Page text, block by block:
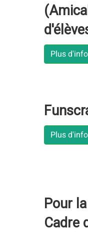
Plus
Plus
Pour
Cadre